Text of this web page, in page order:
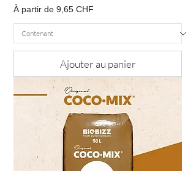
À partir de 9,65 CHF
Prix promotionnel
Ajouter au panier